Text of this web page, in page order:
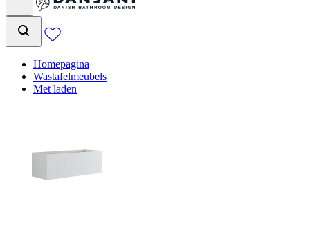
Homepagina
Wastafelmeubels
Met laden